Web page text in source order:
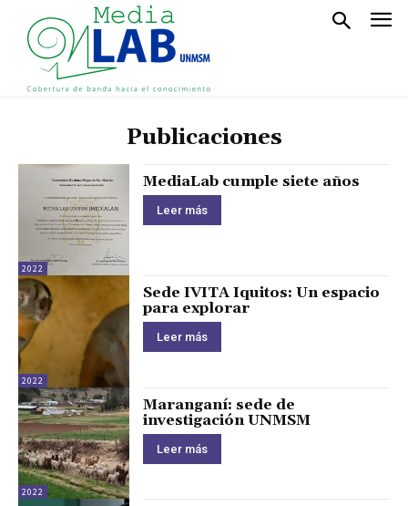
Publicaciones
2022
MediaLab cumple siete años
Leer más
2022
Sede IVITA Iquitos: Un espacio
para explorar
Leer más
2022
Maranganí: sede de
investigación UNMSM
Leer más